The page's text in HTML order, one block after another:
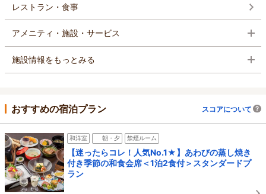
レストラン・食事
アメニティ・施設・サービス
施設情報をもっとみる
おすすめの宿泊プラン スコアについて
和洋室 朝・夕 禁煙ルーム
【迷ったらコレ！人気No.1★】あわびの蒸し焼き
付き季節の和食会席＜1泊2食付＞スタンダードプ
ラン